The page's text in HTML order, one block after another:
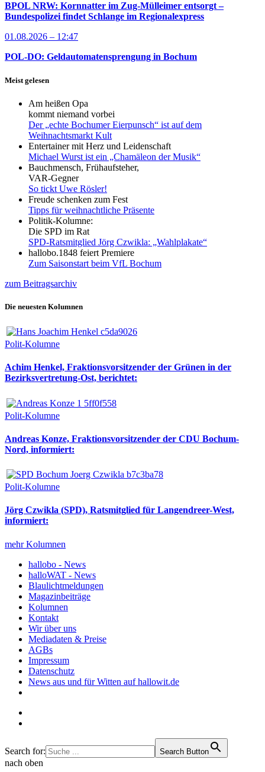
BPOL NRW: Kornnatter im Zug-Mülleimer entsorgt –
Bundespolizei findet Schlange im Regionalexpress
01.08.2026 – 12:47
POL-DO: Geldautomatensprengung in Bochum
Meist gelesen
Am heißen Opa
kommt niemand vorbei
Der „echte Bochumer Eierpunsch“ ist auf dem
Weihnachtsmarkt Kult
Entertainer mit Herz und Leidenschaft
Michael Wurst ist ein „Chamäleon der Musik“
Bauchmensch, Frühaufsteher,
VAR-Gegner
So tickt Uwe Rösler!
Freude schenken zum Fest
Tipps für weihnachtliche Präsente
Politik-Kolumne:
Die SPD im Rat
SPD-Ratsmitglied Jörg Czwikla: „Wahlplakate“
hallobo.1848 feiert Premiere
Zum Saisonstart beim VfL Bochum
zum Beitragsarchiv
Die neuesten Kolumnen
Polit-Kolumne
Achim Henkel, Fraktionsvorsitzender der Grünen in der
Bezirksvertretung-Ost, berichtet:
Polit-Kolumne
Andreas Konze, Fraktionsvorsitzender der CDU Bochum-
Nord, informiert:
Polit-Kolumne
Jörg Czwikla (SPD), Ratsmitglied für Langendreer-West,
informiert:
mehr Kolumnen
hallobo - News
halloWAT - News
Blaulichtmeldungen
Magazinbeiträge
Kolumnen
Kontakt
Wir über uns
Mediadaten & Preise
AGBs
Impressum
Datenschutz
News aus und für Witten auf hallowit.de
Search for: Search Button
nach oben